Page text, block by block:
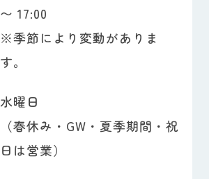
〜 17:00
※季節により変動がありま
す。
水曜日
（春休み・GW・夏季期間・祝
日は営業）